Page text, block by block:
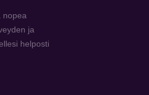
nopea
ja
helposti